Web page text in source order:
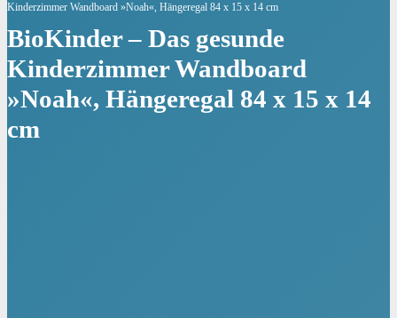
Kinderzimmer Wandboard »Noah«, Hängeregal 84 x 15 x 14 cm
BioKinder – Das gesunde
Kinderzimmer Wandboard
»Noah«, Hängeregal 84 x 15 x 14
cm